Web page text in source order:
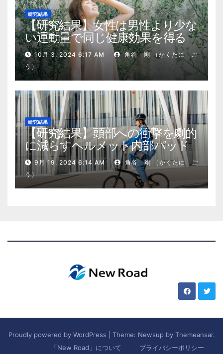
研究結果
【研究結果】女性は男性より少な
い運動量で同じ健康効果を得る
10月 3, 2024 6:17 AM
角谷 剛 （かくたに ご
う）
研究結果
【研究結果】頭部への衝撃を劇的
に減らすヘルメット内部パッド
9月 19, 2024 6:14 AM
角谷 剛 （かくたに ご
う）
Proudly powered by WordPress Theme: Newsup by Themeansar.
「New Road」について
プライバシーポリシー